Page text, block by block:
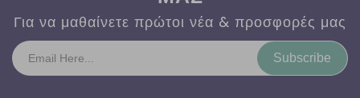
Για να μαθαίνετε πρώτοι νέα & προσφορές μας
Subscribe